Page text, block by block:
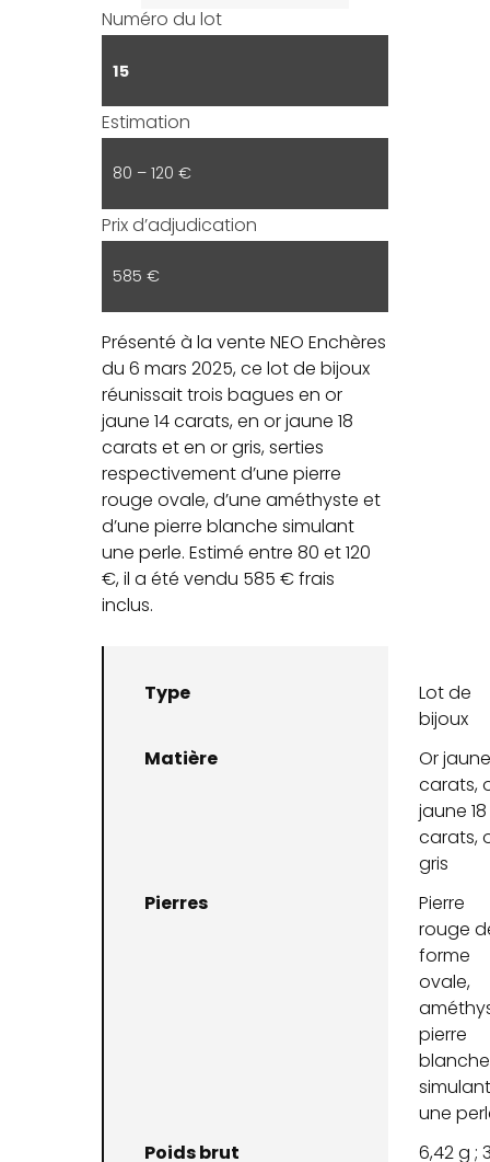
Numéro du lot
15
Estimation
80 – 120 €
Prix d’adjudication
585 €
Présenté à la vente NEO Enchères
du 6 mars 2025, ce lot de bijoux
réunissait trois bagues en or
jaune 14 carats, en or jaune 18
carats et en or gris, serties
respectivement d’une pierre
rouge ovale, d’une améthyste et
d’une pierre blanche simulant
une perle. Estimé entre 80 et 120
€, il a été vendu 585 € frais
inclus.
Type
Lot de
bijoux
Matière
Or
carats,
jaune 18
carats,
gris
Pierres
Pierre
rouge
forme
ovale,
pierre
blanche
une
Poids brut
6,42 g ;